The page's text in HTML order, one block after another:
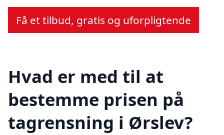
Få et tilbud, gratis og uforpligtende
Hvad er med til at
bestemme prisen på
tagrensning i Ørslev?